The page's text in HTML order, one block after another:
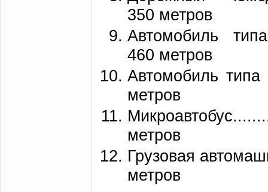
350 метров
Автомобиль
460 метров
Автомобиль
метров
метров
Грузовая
метров